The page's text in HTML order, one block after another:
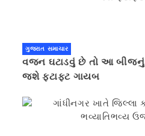
ગુજરાત સમાચાર
વજન ઘટાડવું છે તો આ
જશે ફટાફટ ગાયબ